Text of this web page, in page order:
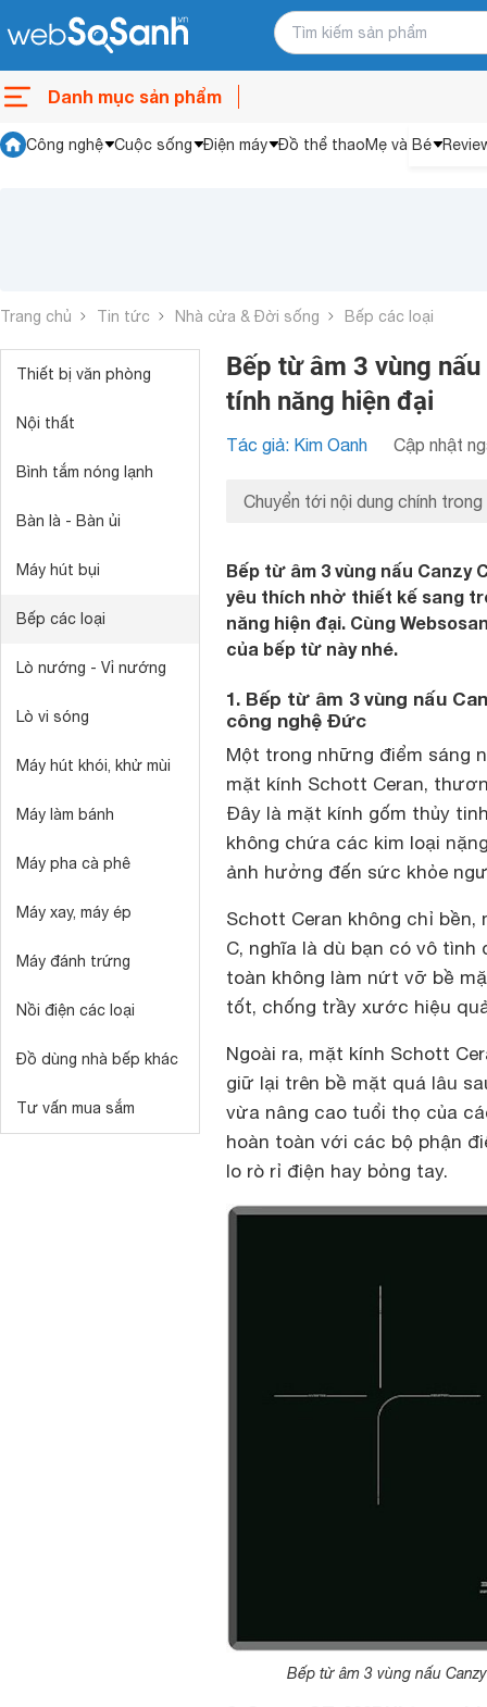
Danh mục sản phẩm
Công nghệ Cuộc sống Điện máy Đồ thể thaoMẹ và Bé
Trang chủ Tin tức Nhà cửa & Đời sống Bếp các loại
Thiết bị văn phòng
Nội thất
Bình tắm nóng lạnh
Bàn là - Bàn ủi
Máy hút bụi
Bếp các loại
Lò nướng - Vỉ nướng
Lò vi sóng
Máy hút khói, khử mùi
Máy làm bánh
Máy pha cà phê
Máy xay, máy ép
Máy đánh trứng
Nồi điện các loại
Đồ dùng nhà bếp khác
Tư vấn mua sắm
Bếp từ âm 3 vùng
tính năng hiện đại
Tác giả: Kim Oanh Cập nhật
Chuyển tới nội dung chính trong
Bếp từ âm 3 vùng nấu Canzy
yêu thích nhờ thiết kế sang
năng hiện đại. Cùng
của bếp từ này nhé.
1. Bếp từ âm 3 vùng nấu
công nghệ Đức
Một trong những điểm sáng
mặt kính Schott Ceran,
Đây là mặt kính gốm thủy
không chứa các kim loại
ảnh hưởng đến sức khỏe
Schott Ceran không chỉ bền,
C, nghĩa là dù bạn có vô
toàn không làm nứt vỡ bề
tốt, chống trầy xước hiệu
Ngoài ra, mặt kính Schott
giữ lại trên bề mặt quá lâu
vừa nâng cao tuổi thọ của
hoàn toàn với các bộ phận
lo rò rỉ điện hay bỏng tay.
Bếp từ âm 3 vùng nấu